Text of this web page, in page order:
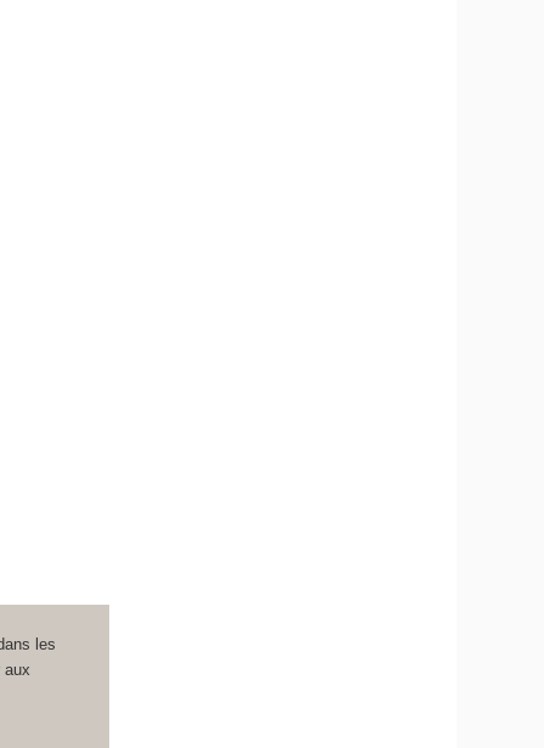
les
aux